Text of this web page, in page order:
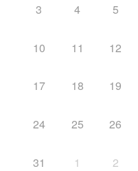
3 4 5
10 11 12
17 18 19
24 25 26
31 1 2